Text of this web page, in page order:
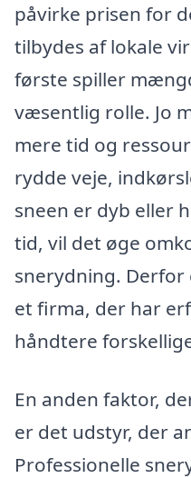
påvirke prisen for
tilbydes af lokale
første spiller
væsentlig rolle. Jo
mere tid og
rydde veje,
sneen er dyb eller
tid, vil det øge
snerydning.
et firma, der har
håndtere
En anden faktor,
er det udstyr, der
Professionelle